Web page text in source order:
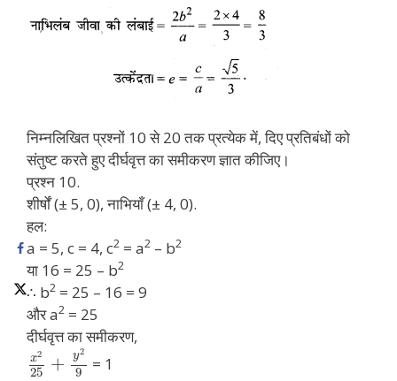
निम्नलिखित प्रश्नों 10 से 20 तक प्रत्येक में, दिए प्रतिबंधों को
संतुष्ट करते हुए दीर्घवृत्त का समीकरण ज्ञात कीजिए।
प्रश्न 10.
शीर्षों (± 5, 0), नाभियाँ (± 4, 0).
हल:
a = 5, c = 4, c2 = a2 – b2
या 16 = 25 – b2
∴ b2 = 25 – 16 = 9
और a2 = 25
दीर्घवृत्त का समीकरण,
x2
25 + y2
9 = 1